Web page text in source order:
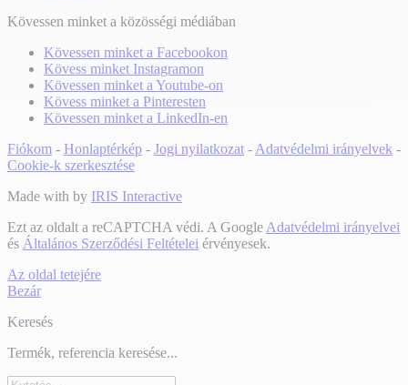
Kövessen minket a közösségi médiában
Kövessen minket a Facebookon
Kövess minket Instagramon
Kövessen minket a Youtube-on
Kövess minket a Pinteresten
Kövessen minket a LinkedIn-en
Fiókom - Honlaptérkép - Jogi nyilatkozat - Adatvédelmi irányelvek -
Cookie-k szerkesztése
Made with by IRIS Interactive
Ezt az oldalt a reCAPTCHA védi. A Google Adatvédelmi irányelvei
és Általános Szerződési Feltételei érvényesek.
Az oldal tetejére
Bezár
Keresés
Termék, referencia keresése...